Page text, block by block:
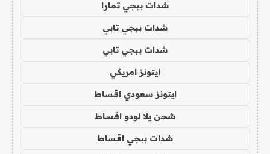
شدات ببجي تمارا
شدات ببجي تابي
شدات ببجي تابي
ايتونز امريكي
ايتونز سعودي اقساط
شحن يلا لودو اقساط
شدات ببجي اقساط